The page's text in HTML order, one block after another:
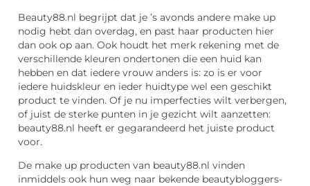
Beauty88.nl begrijpt dat je ’s avonds andere make up
nodig hebt dan overdag, en past haar producten hier
dan ook op aan. Ook houdt het merk rekening met de
verschillende kleuren ondertonen die een huid kan
hebben en dat iedere vrouw anders is: zo is er voor
iedere huidskleur en ieder huidtype wel een geschikt
product te vinden. Of je nu imperfecties wilt verbergen,
of juist de sterke punten in je gezicht wilt aanzetten:
beauty88.nl heeft er gegarandeerd het juiste product
voor.
De make up producten van beauty88.nl vinden
inmiddels ook hun weg naar bekende beautybloggers-